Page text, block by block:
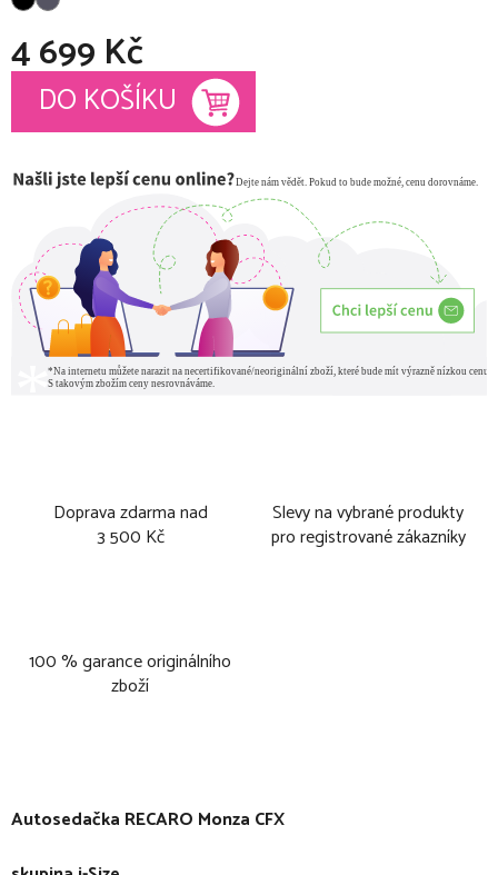
4 699 Kč
Měrná cena:
DO KOŠÍKU
Doprava zdarma nad
3 500 Kč
Slevy na vybrané produkty
pro registrované zákazníky
100 % garance originálního
zboží
Autosedačka RECARO Monza CFX